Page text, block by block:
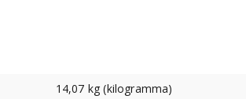
14,07 kg (kilogramma)